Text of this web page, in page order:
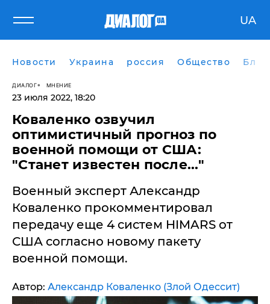
UA
Новости Украина россия Общество
ДИАЛОГ МНЕНИЕ
23 июля 2022, 18:20
Коваленко озвучил
оптимистичный прогноз по
военной помощи от США:
"Станет известен после..."
Военный эксперт Александр
Коваленко прокомментировал
передачу еще 4 систем HIMARS от
США согласно новому пакету
военной помощи.
Автор: Александр Коваленко (Злой Одессит)